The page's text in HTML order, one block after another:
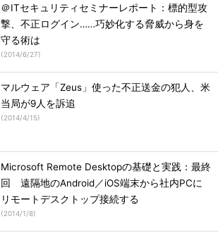
＠ITセキュリティセミナーレポート：標的型攻
撃、不正ログイン……巧妙化する脅威から身を
守る術は
(2014/6/27)
マルウェア「Zeus」使った不正送金の犯人、米
当局が9人を訴追
(2014/4/15)
Microsoft Remote Desktopの基礎と実践：最終
回 遠隔地のAndroid／iOS端末から社内PCに
リモートデスクトップ接続する
(2014/1/8)